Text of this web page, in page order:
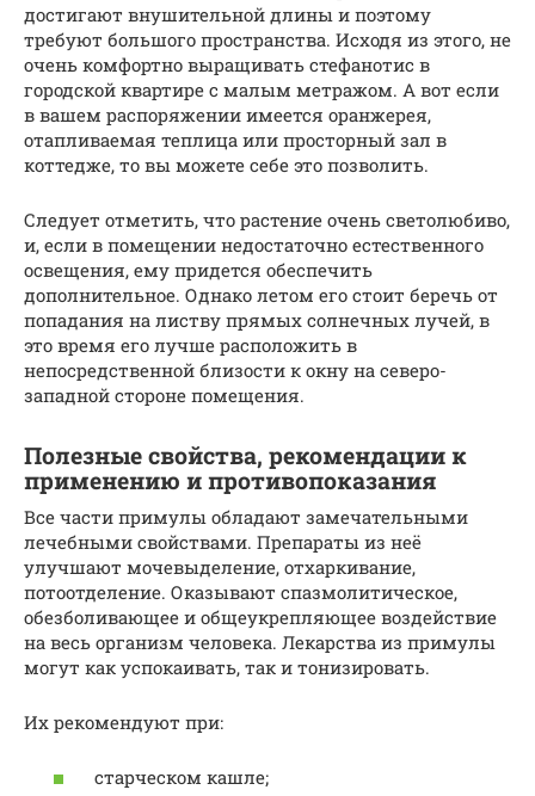
достигают внушительной длины и поэтому
требуют большого пространства. Исходя из этого, не
очень комфортно выращивать стефанотис в
городской квартире с малым метражом. А вот если
в вашем распоряжении имеется оранжерея,
отапливаемая теплица или просторный зал в
коттедже, то вы можете себе это позволить.
Следует отметить, что растение очень светолюбиво,
и, если в помещении недостаточно естественного
освещения, ему придется обеспечить
дополнительное. Однако летом его стоит беречь от
попадания на листву прямых солнечных лучей, в
это время его лучше расположить в
непосредственной близости к окну на северо-
западной стороне помещения.
Полезные свойства, рекомендации к
применению и противопоказания
Все части примулы обладают замечательными
лечебными свойствами. Препараты из неё
улучшают мочевыделение, отхаркивание,
потоотделение. Оказывают спазмолитическое,
обезболивающее и общеукрепляющее воздействие
на весь организм человека. Лекарства из примулы
могут как успокаивать, так и тонизировать.
Их рекомендуют при:
старческом кашле;